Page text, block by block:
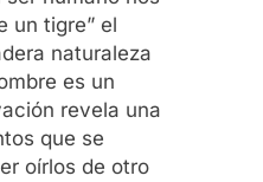
un tigre” el
naturaleza
es un
revela una
que se
oírlos de otro